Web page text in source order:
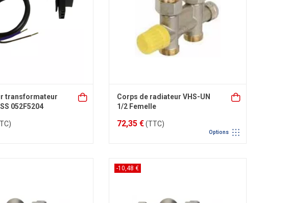
transformateur
052F5204
Corps de radiateur VHS-UN
1/2 Femelle
72,35 €(TTC)
Options
-10,48 €